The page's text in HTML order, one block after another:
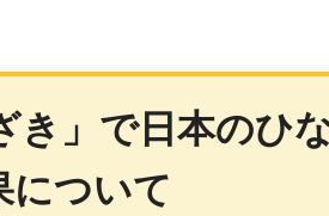
き」で日本のひ
について